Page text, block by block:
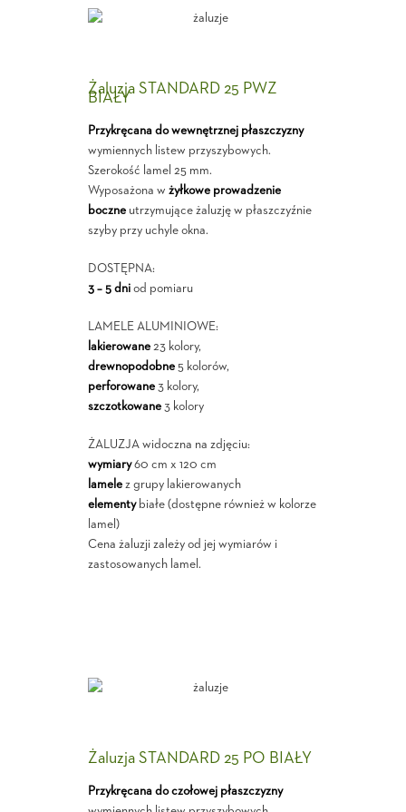
Żaluzja STANDARD 25 PWZ
BIAŁY
Przykręcana do wewnętrznej płaszczyzny
wymiennych listew przyszybowych.
Szerokość lamel 25 mm.
Wyposażona w żyłkowe prowadzenie
boczneutrzymujące żaluzję w płaszczyźnie
szyby przy uchyle okna.
DOSTĘPNA:
3 – 5 dniod pomiaru
LAMELE ALUMINIOWE:
lakierowane23 kolory,
drewnopodobne5 kolorów,
perforowane3 kolory,
szczotkowane3 kolory
ŻALUZJA widoczna na zdjęciu:
wymiary60 cm x 120 cm
lamelez grupy lakierowanych
elementybiałe (dostępne również w kolorze
lamel)
Cena żaluzji zależy od jej wymiarów i
zastosowanych lamel.
Żaluzja STANDARD 25 PO BIAŁY
Przykręcana do czołowej płaszczyzny